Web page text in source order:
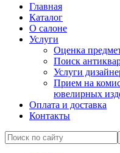
Главная
Каталог
О салоне
Услуги
Оценка
Поиск
Услуги
Прием на
ювелирных
Оплата и доставка
Контакты